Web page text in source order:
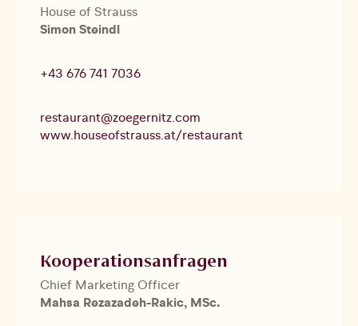
House of Strauss
Simon Steindl
+43 676 741 7036
restaurant@zoegernitz.com
www.houseofstrauss.at/restaurant
Kooperationsanfragen
Chief Marketing Officer
Mahsa Rezazadeh-Rakic, MSc.